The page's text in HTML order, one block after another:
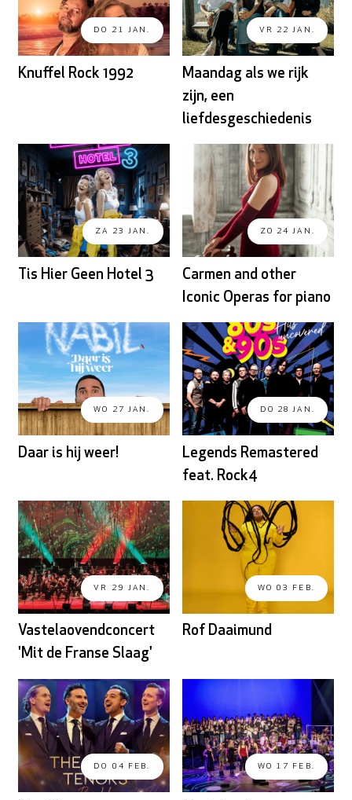
DO 21 JAN.
Knuffel Rock 1992
VR 22 JAN.
Maandag als we rijk
zijn, een
liefdesgeschiedenis
ZA 23 JAN.
Tis Hier Geen Hotel 3
ZO 24 JAN.
Carmen and other
Iconic Operas for piano
WO 27 JAN.
Daar is hij weer!
DO 28 JAN.
Legends Remastered
feat. Rock4
VR 29 JAN.
Vastelaovendconcert
'Mit de Franse Slaag'
WO 03 FEB.
Rof Daaimund
DO 04 FEB. WO 17 FEB.